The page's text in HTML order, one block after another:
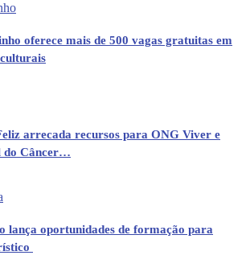
oferece mais de 500 vagas gratuitas em
arrecada recursos para ONG Viver e
do Câncer…
lança oportunidades de formação para